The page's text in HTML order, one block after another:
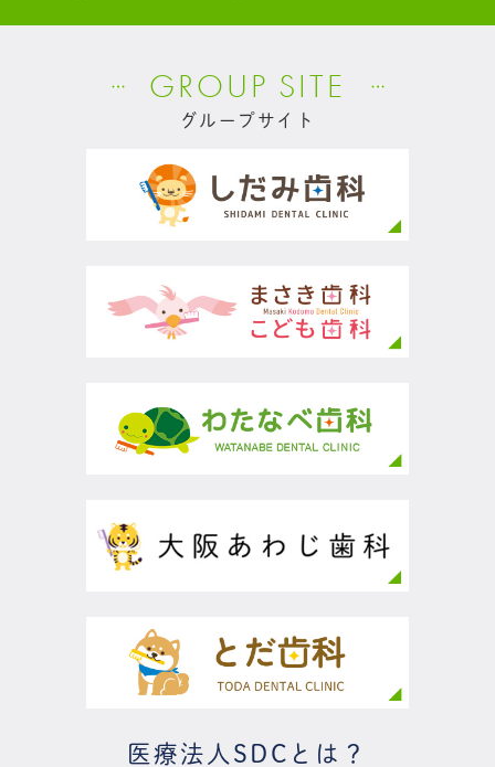
GROUP SITE
グループサイト
医療法人SDCとは？